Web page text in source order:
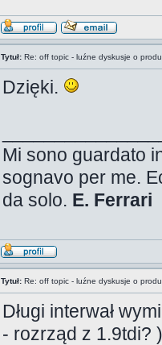
Tytuł: Re: off topic - luźne dyskusje o
Dzięki.
Mi sono guardato
sognavo per me.
da solo. E. Ferrari
Tytuł: Re: off topic - luźne dyskusje o
Długi interwał
- rozrząd z 1.9tdi? )